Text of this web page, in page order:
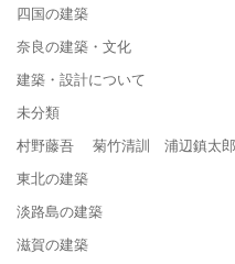
四国の建築
奈良の建築・文化
建築・設計について
未分類
村野藤吾 菊竹清訓 浦辺鎮太
東北の建築
淡路島の建築
滋賀の建築